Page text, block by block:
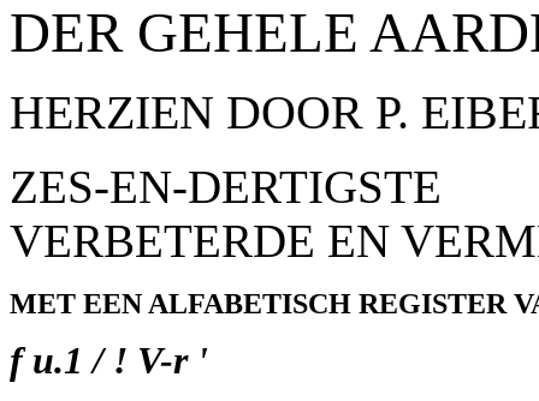
DER GEHELE
HERZIEN DOOR P.
ZES-EN-DERTIGSTE
VERBETERDE EN
MET EEN ALFABETISCH REGISTER
f u.1 / ! V-r '